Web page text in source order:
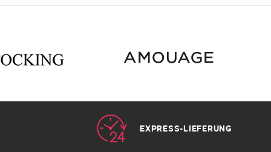
EXPRESS-LIEFERUNG